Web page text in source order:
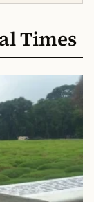
Times